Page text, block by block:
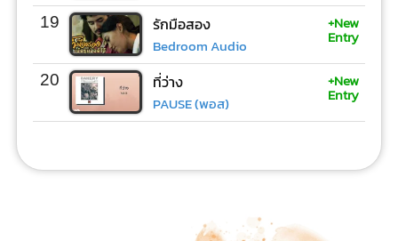
19 รักมือสอง
Bedroom Audio
+New
Entry
20 ที่ว่าง
PAUSE (พอส)
+New
Entry